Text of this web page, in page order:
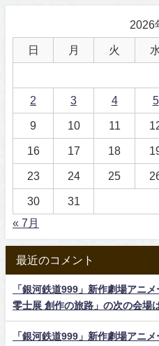
2026
日 月 火 水
2 3 4 5
9 10 11
16 17 18
23 24 25
30
31
« 7月
最近のコメント
「銀河鉄道999」新作劇場アニ
零士展 創作の旅路」の次の会場
「銀河鉄道999」新作劇場アニ